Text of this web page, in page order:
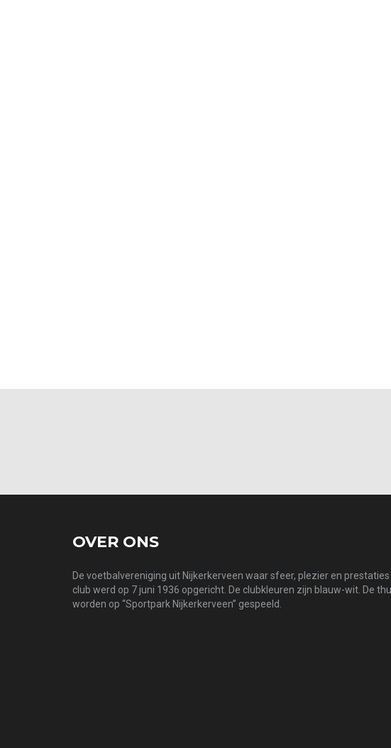
OVER ONS
De voetbalvereniging uit Nijkerkerveen waar sfeer, plezier en
club werd op 7 juni 1936 opgericht. De clubkleuren zijn blauw-wit. De
worden op “Sportpark Nijkerkerveen” gespeeld.